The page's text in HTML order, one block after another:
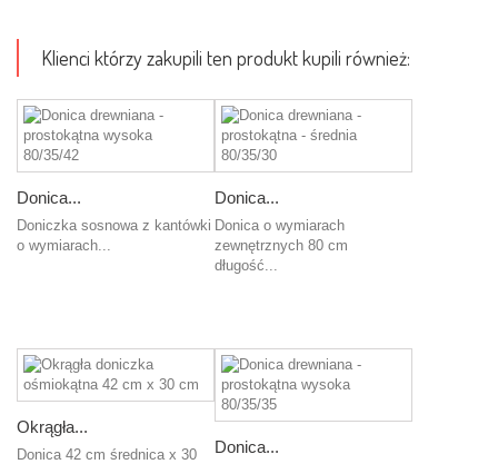
Klienci którzy zakupili ten produkt kupili również:
Donica...
Doniczka sosnowa z kantówki
o wymiarach...
Donica...
Donica o wymiarach
zewnętrznych 80 cm
długość...
Okrągła...
Donica 42 cm średnica x 30
Donica...